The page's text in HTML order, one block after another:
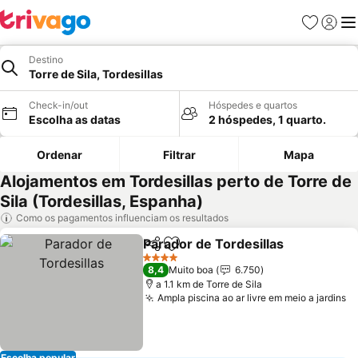
Favoritos
Iniciar
Destino
Torre de Sila, Tordesillas
Check-in/out
Escolha as datas
Hóspedes e quartos
2 hóspedes, 1 quarto.
Ordenar Filtrar Mapa
Alojamentos em Tordesillas perto de Torre de
Sila (Tordesillas, Espanha)
Como os pagamentos influenciam os resultados
PartilharAdicionar aos favoritos
Parador de Tordesillas
4 Estrelas
8,4 Muito boa
6.750
a 1.1 km de Torre de Sila
Ampla piscina ao ar livre em meio a jardins